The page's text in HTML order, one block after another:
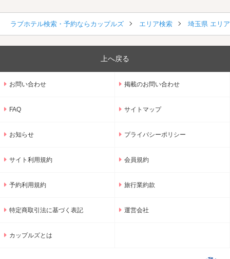
ラブホテル検索・予約ならカップルズ エリア検索 埼玉県 エリ
上へ戻る
お問い合わせ 掲載のお問い合わせ
FAQ サイトマップ
お知らせ プライバシーポリシー
サイト利用規約 会員規約
予約利用規約 旅行業約款
特定商取引法に基づく表記 運営会社
カップルズとは